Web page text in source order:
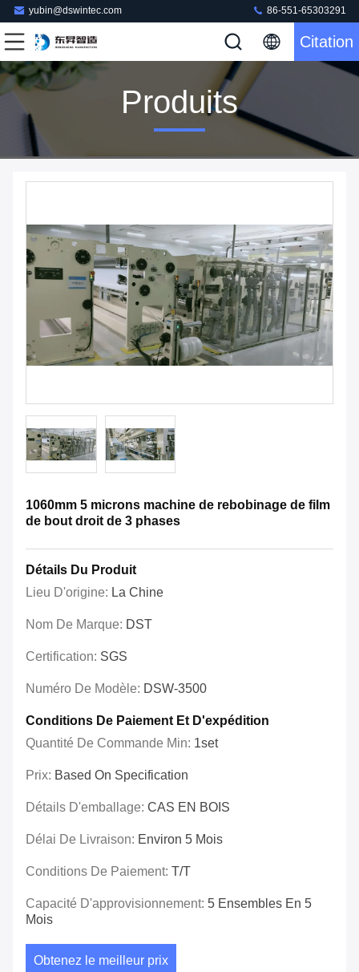
yubin@dswintec.com 86-551-65303291
Citation
Produits
1060mm 5 microns machine de rebobinage de film
de bout droit de 3 phases
Détails Du Produit
Lieu D'origine: La Chine
Nom De Marque: DST
Certification: SGS
Numéro De Modèle: DSW-3500
Conditions De Paiement Et D'expédition
Quantité De Commande Min: 1set
Prix: Based On Specification
Détails D'emballage: CAS EN BOIS
Délai De Livraison: Environ 5 Mois
Conditions De Paiement: T/T
Capacité D'approvisionnement: 5 Ensembles En 5
Mois
Obtenez le meilleur prix